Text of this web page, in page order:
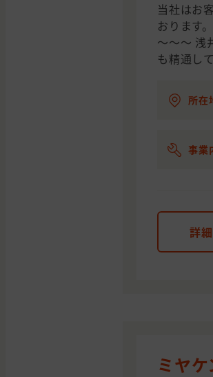
当社はお
おります
～～～ 浅
も精通し
所在
事業
詳
ミヤケ